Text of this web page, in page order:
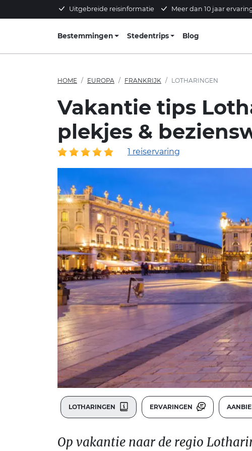
Uitgebreide reisinformatie Meer dan 10 jaar
Bestemmingen Stedentrips Blog
HOME EUROPA FRANKRIJK LOTHARINGEN
Vakantie tips
plekjes &
1 reiservaring
LOTHARINGEN ERVARINGEN
Op vakantie naar de regio